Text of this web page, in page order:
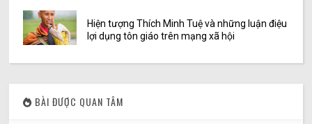
Hiện tượng Thích Minh Tuệ và những luận điệu
lợi dụng tôn giáo trên mạng xã hội
BÀI ĐƯỢC QUAN TÂM